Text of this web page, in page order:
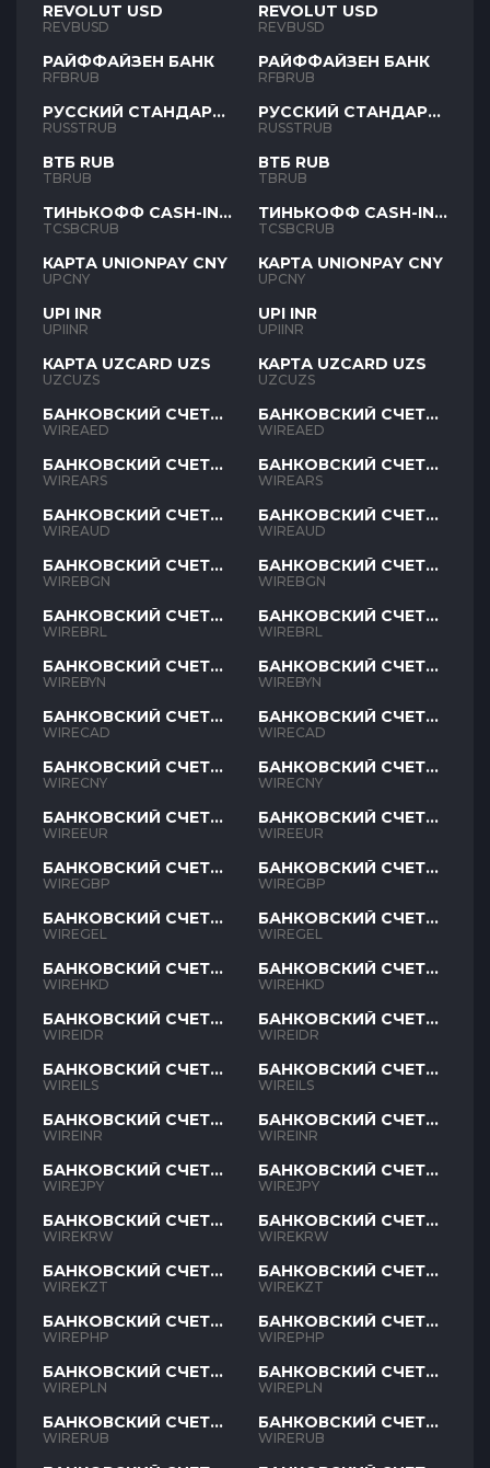
REVOLUT USD
REVBUSD
РАЙФФАЙЗЕН БАНК
RFBRUB
РУССКИЙ СТАНДАРТ
RUB
RUSSTRUB
ВТБ RUB
TBRUB
ТИНЬКОФФ CASH-IN
RUB
TCSBCRUB
КАРТА UNIONPAY CNY
UPCNY
UPI INR
UPIINR
КАРТА UZCARD UZS
UZCUZS
БАНКОВСКИЙ СЧЕТ
AED
WIREAED
БАНКОВСКИЙ СЧЕТ
ARS
WIREARS
БАНКОВСКИЙ СЧЕТ
AUD
WIREAUD
БАНКОВСКИЙ СЧЕТ
BGN
WIREBGN
БАНКОВСКИЙ СЧЕТ
BRL
WIREBRL
БАНКОВСКИЙ СЧЕТ
BYN
WIREBYN
БАНКОВСКИЙ СЧЕТ
CAD
WIRECAD
БАНКОВСКИЙ СЧЕТ
CNY
WIRECNY
БАНКОВСКИЙ СЧЕТ
EUR
WIREEUR
БАНКОВСКИЙ СЧЕТ
GBP
WIREGBP
БАНКОВСКИЙ СЧЕТ
GEL
WIREGEL
БАНКОВСКИЙ СЧЕТ
HKD
WIREHKD
БАНКОВСКИЙ СЧЕТ
IDR
WIREIDR
БАНКОВСКИЙ СЧЕТ
ILS
WIREILS
БАНКОВСКИЙ СЧЕТ
INR
WIREINR
БАНКОВСКИЙ СЧЕТ
JPY
WIREJPY
БАНКОВСКИЙ СЧЕТ
KRW
WIREKRW
БАНКОВСКИЙ СЧЕТ
KZT
WIREKZT
БАНКОВСКИЙ СЧЕТ
PHP
WIREPHP
БАНКОВСКИЙ СЧЕТ
PLN
WIREPLN
БАНКОВСКИЙ СЧЕТ
RUB
WIRERUB
REVOLUT USD
REVBUSD
РАЙФФАЙЗЕН БАНК
RFBRUB
РУССКИЙ СТАНДАРТ
RUB
RUSSTRUB
ВТБ RUB
TBRUB
ТИНЬКОФФ CASH-IN
RUB
TCSBCRUB
КАРТА UNIONPAY CNY
UPCNY
UPI INR
UPIINR
КАРТА UZCARD UZS
UZCUZS
БАНКОВСКИЙ СЧЕТ
AED
WIREAED
БАНКОВСКИЙ СЧЕТ
ARS
WIREARS
БАНКОВСКИЙ СЧЕТ
AUD
WIREAUD
БАНКОВСКИЙ СЧЕТ
BGN
WIREBGN
БАНКОВСКИЙ СЧЕТ
BRL
WIREBRL
БАНКОВСКИЙ СЧЕТ
BYN
WIREBYN
БАНКОВСКИЙ СЧЕТ
CAD
WIRECAD
БАНКОВСКИЙ СЧЕТ
CNY
WIRECNY
БАНКОВСКИЙ СЧЕТ
EUR
WIREEUR
БАНКОВСКИЙ СЧЕТ
GBP
WIREGBP
БАНКОВСКИЙ СЧЕТ
GEL
WIREGEL
БАНКОВСКИЙ СЧЕТ
HKD
WIREHKD
БАНКОВСКИЙ СЧЕТ
IDR
WIREIDR
БАНКОВСКИЙ СЧЕТ
ILS
WIREILS
БАНКОВСКИЙ СЧЕТ
INR
WIREINR
БАНКОВСКИЙ СЧЕТ
JPY
WIREJPY
БАНКОВСКИЙ СЧЕТ
KRW
WIREKRW
БАНКОВСКИЙ СЧЕТ
KZT
WIREKZT
БАНКОВСКИЙ СЧЕТ
PHP
WIREPHP
БАНКОВСКИЙ СЧЕТ
PLN
WIREPLN
БАНКОВСКИЙ СЧЕТ
RUB
WIRERUB